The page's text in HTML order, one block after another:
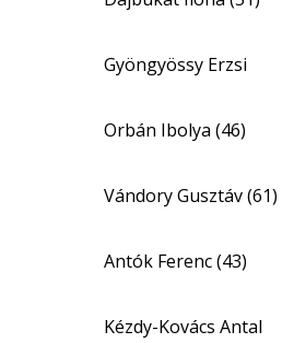
Gyöngyössy Erzsi
Orbán Ibolya (46)
Vándory Gusztáv (61)
Antók Ferenc (43)
Kézdy-Kovács Antal